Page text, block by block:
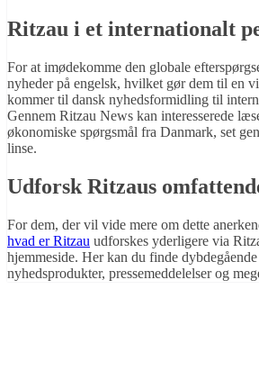
Ritzau i et internationalt
For at imødekomme den globale
nyheder på engelsk, hvilket gør dem til en
kommer til dansk nyhedsformidling til
Gennem Ritzau News kan interesserede
økonomiske spørgsmål fra Danmark, set
linse.
Udforsk Ritzaus
For dem, der vil vide mere om dette
hvad er Ritzau udforskes yderligere via
hjemmeside. Her kan du finde
nyhedsprodukter, pressemeddelelser og